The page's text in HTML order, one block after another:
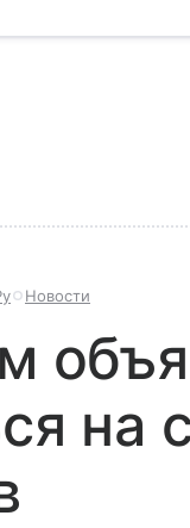
Новости
на